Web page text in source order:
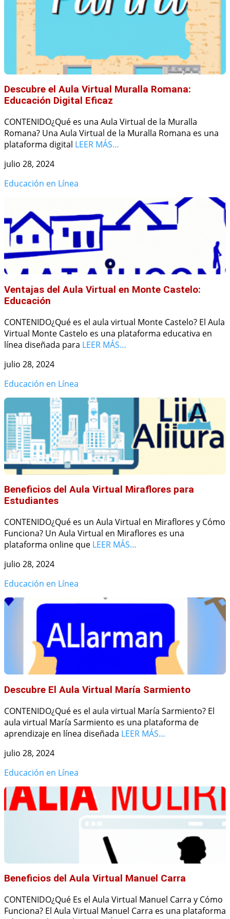
Descubre el Aula Virtual Muralla Romana:
Educación Digital Eficaz
CONTENIDO¿Qué es una Aula Virtual de la Muralla
Romana? Una Aula Virtual de la Muralla Romana es una
plataforma digital LEER MÁS…
julio 28, 2024
Educación en Línea
Ventajas del Aula Virtual en Monte Castelo:
Educación
CONTENIDO¿Qué es el aula virtual Monte Castelo? El Aula
Virtual Monte Castelo es una plataforma educativa en
línea diseñada para LEER MÁS…
julio 28, 2024
Educación en Línea
Beneficios del Aula Virtual Miraflores para
Estudiantes
CONTENIDO¿Qué es un Aula Virtual en Miraflores y Cómo
Funciona? Un Aula Virtual en Miraflores es una
plataforma online que LEER MÁS…
julio 28, 2024
Educación en Línea
Descubre El Aula Virtual María Sarmiento
CONTENIDO¿Qué es el aula virtual María Sarmiento? El
aula virtual María Sarmiento es una plataforma de
aprendizaje en línea diseñada LEER MÁS…
julio 28, 2024
Educación en Línea
Beneficios del Aula Virtual Manuel Carra
CONTENIDO¿Qué Es el Aula Virtual Manuel Carra y Cómo
Funciona? El Aula Virtual Manuel Carra es una plataforma